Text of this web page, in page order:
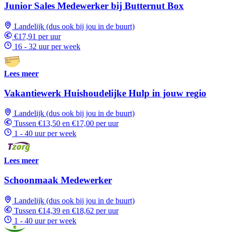
Junior Sales Medewerker bij Butternut Box
Landelijk (dus ook bij jou in de buurt)
€17,91 per uur
16 - 32 uur per week
Lees meer
Vakantiewerk Huishoudelijke Hulp in jouw regio
Landelijk (dus ook bij jou in de buurt)
Tussen €13,50 en €17,00 per uur
1 - 40 uur per week
Lees meer
Schoonmaak Medewerker
Landelijk (dus ook bij jou in de buurt)
Tussen €14,39 en €18,62 per uur
1 - 40 uur per week